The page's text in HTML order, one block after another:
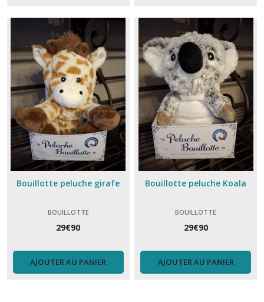
Bouillotte peluche girafe
BOUILLOTTE
29€90
AJOUTER AU PANIER
Bouillotte peluche Koala
BOUILLOTTE
29€90
AJOUTER AU PANIER